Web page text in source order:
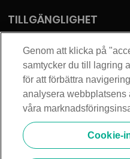
TILLGÄNGLIGHET
Tillgänglighetsredogörelse
KONTAKT
Telia Sverige AB
Orgnummer: 556430-0142
Säte: Stockholm
info@zmarket.se
Genom att klicka på
samtycker du till lagring
för att förbättra
analysera webbplatsens
våra
Cookie-